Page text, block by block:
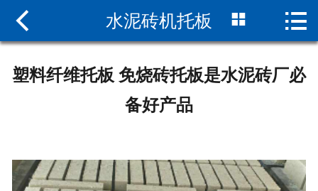
 网站首页
砖机托板厂家
 水泥砖机托板  
塑料纤维托板 免烧砖托板是水泥砖厂必
备好产品